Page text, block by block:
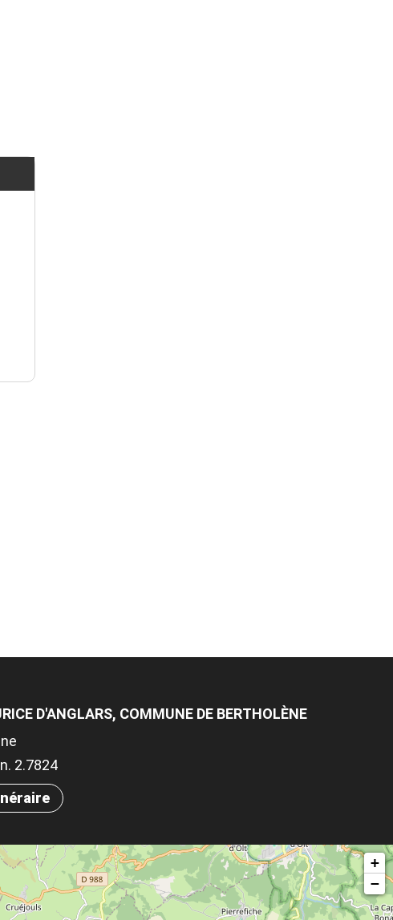
D'ANGLARS, COMMUNE DE BERTHOLÈNE
2.7824
+
−